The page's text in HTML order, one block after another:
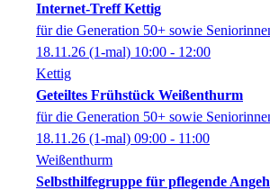
Internet-Treff Kettig
für die Generation 50+ sowie
18.11.26 (1-mal) 10:00 - 12:00
Kettig
Geteiltes Frühstück Weißenthurm
für die Generation 50+ sowie
18.11.26 (1-mal) 09:00 - 11:00
Weißenthurm
Selbsthilfegruppe für pflegende